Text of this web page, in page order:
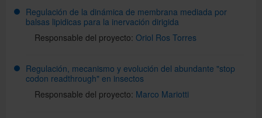
Regulación de la dinámica de membrana mediada por
balsas lipidicas para la inervación dirigida
Responsable del proyecto: Oriol Ros Torres
Regulación, mecanismo y evolución del abundante "stop
codon readthrough" en insectos
Responsable del proyecto: Marco Mariotti